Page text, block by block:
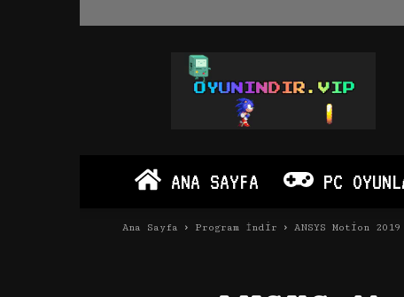
Oyun
İndir
PC
Android
ANA SAYFA PC
Ana Sayfa Program İndir ANSYS Motion